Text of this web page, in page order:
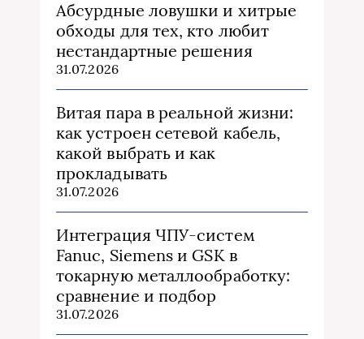
Абсурдные ловушки и хитрые
обходы для тех, кто любит
нестандартные решения
31.07.2026
Витая пара в реальной жизни:
как устроен сетевой кабель,
какой выбрать и как
прокладывать
31.07.2026
Интеграция ЧПУ-систем
Fanuc, Siemens и GSK в
токарную металлообработку:
сравнение и подбор
31.07.2026